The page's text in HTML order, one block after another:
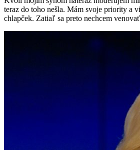
teraz do toho nešla. Mám svoje priority a
chlapček. Zatiaľ sa preto nechcem